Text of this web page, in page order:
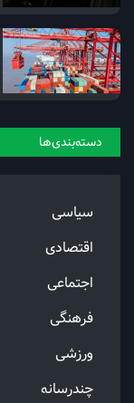
دسته‌بندی‌ها
سیاسی
اقتصادی
اجتماعی
فرهنگی
ورزشی
چندرسانه